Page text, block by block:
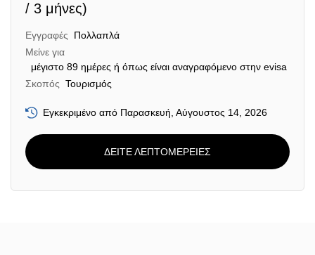
/ 3 μήνες)
Εγγραφές
Πολλαπλά
Μείνε για
μέγιστο 89 ημέρες ή όπως είναι αναγραφόμενο στην evisa
Σκοπός Τουρισμός
Εγκεκριμένο από Παρασκευή, Αύγουστος 14, 2026
ΔΕΙΤΕ ΛΕΠΤΟΜΕΡΕΙΕΣ